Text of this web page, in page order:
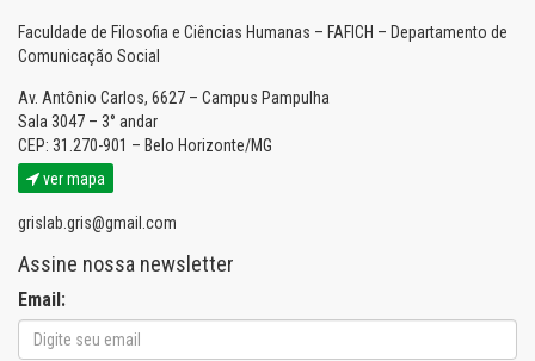
Faculdade de Filosofia e Ciências Humanas – FAFICH – Departamento de
Comunicação Social
Av. Antônio Carlos, 6627 – Campus Pampulha
Sala 3047 – 3° andar
CEP: 31.270-901 – Belo Horizonte/MG
ver mapa
grislab.gris@gmail.com
Assine nossa newsletter
Email: